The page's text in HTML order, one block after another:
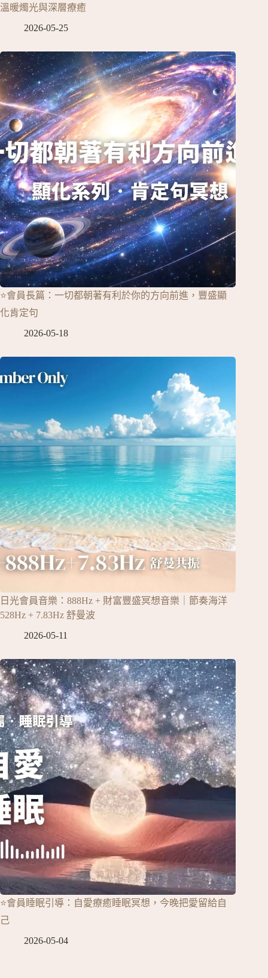
溫暖燭光與深層療癒
2026-05-25
⭐會員長篇：一切都朝著有利於你的方向前進，豐盛顯
化肯定句
2026-05-18
日光會員音樂：888Hz + 財富豐盛冥想音樂｜節奏海洋
528Hz + 7.83Hz 舒曼波
2026-05-11
⭐會員睡眠引導：自愛療癒睡眠冥想，今晚把愛留給自
己
2026-05-04